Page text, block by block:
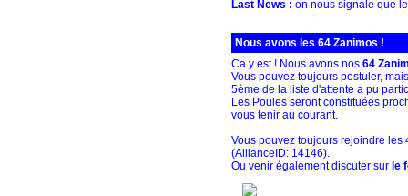
Last News : on nous signale que
Nous avons les 64 Zanimos !
Ca y est ! Nous avons nos 64
Vous pouvez toujours postuler,
5ème de la liste d'attente a pu
Les Poules seront constituées
vous tenir au courant.
Vous pouvez toujours rejoindre
(AllianceID: 14146).
Ou venir également discuter sur le